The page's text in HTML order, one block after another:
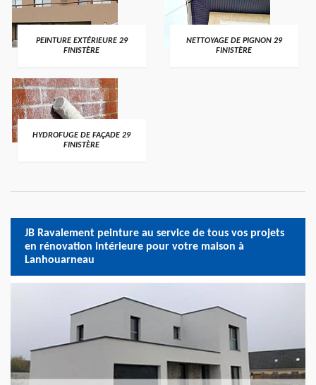
PEINTURE EXTÉRIEURE 29
FINISTÈRE
NETTOYAGE DE PIGNON 29
FINISTÈRE
HYDROFUGE DE FAÇADE 29
FINISTÈRE
JB Ravalement peinture au service de tous vos projets
en rénovation intérieure pour votre maison à
Lanhouarneau